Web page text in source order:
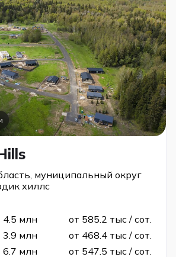
муниципальный округ
хиллс
4.5 млн
от 585.2 тыс / сот.
3.9 млн
от 468.4 тыс / сот.
6.7 млн от 547.5 тыс / сот.